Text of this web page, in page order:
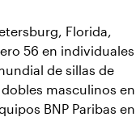
Florida,
56 en individuales
de sillas de
masculinos en
BNP Paribas en